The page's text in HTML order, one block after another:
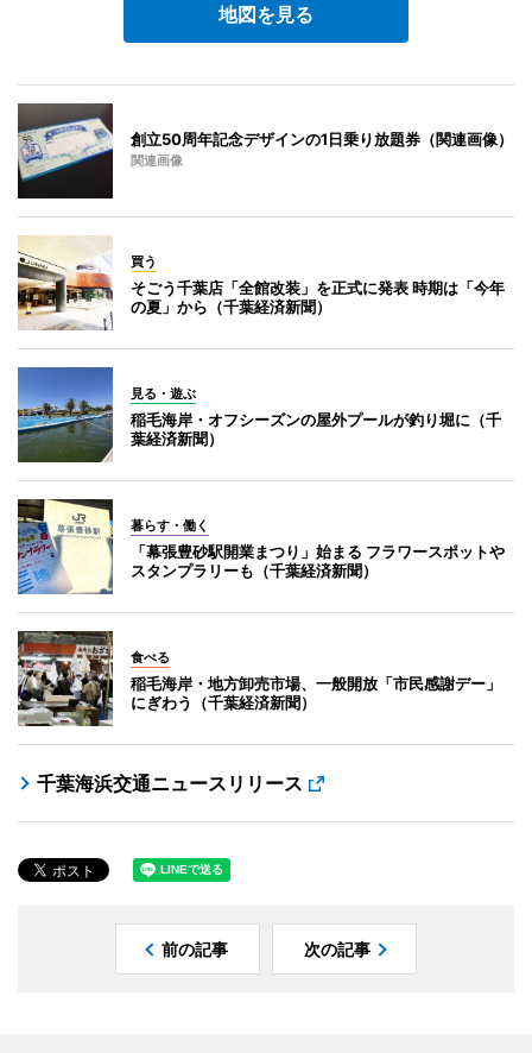
地図を見る
創立50周年記念デザインの1日乗り放題券（関連画像）
関連画像
買う
そごう千葉店「全館改装」を正式に発表 時期は「今年
の夏」から（千葉経済新聞）
見る・遊ぶ
稲毛海岸・オフシーズンの屋外プールが釣り堀に（千
葉経済新聞）
暮らす・働く
「幕張豊砂駅開業まつり」始まる フラワースポットや
スタンプラリーも（千葉経済新聞）
食べる
稲毛海岸・地方卸売市場、一般開放「市民感謝デー」
にぎわう（千葉経済新聞）
千葉海浜交通ニュースリリース
前の記事 次の記事